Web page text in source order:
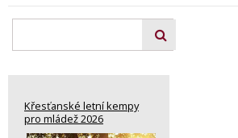
Křesťanské letní kempy
pro mládež 2026